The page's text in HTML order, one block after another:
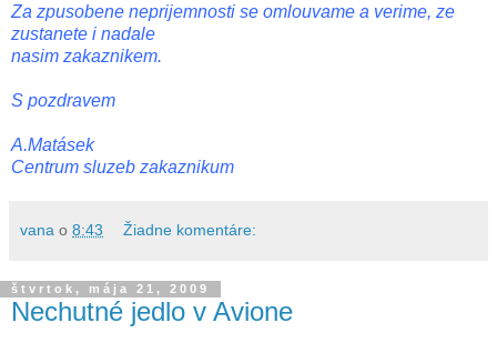
Za zpusobene neprijemnosti se omlouvame a verime, ze
zustanete i nadale
nasim zakaznikem.
S pozdravem
A.Matásek
Centrum sluzeb zakaznikum
vana o 8:43 Žiadne komentáre:
štvrtok, mája 21, 2009
Nechutné jedlo v Avione